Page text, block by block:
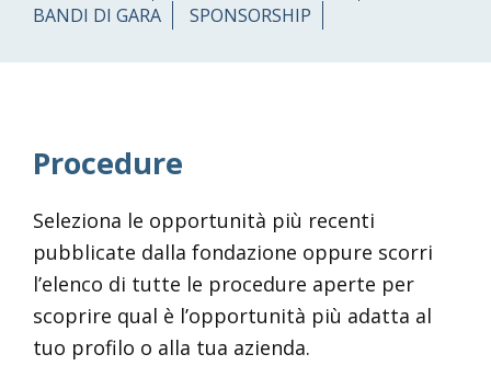
BANDI DI GARA
SPONSORSHIP
Procedure
Seleziona le opportunità più recenti
pubblicate dalla fondazione oppure scorri
l’elenco di tutte le procedure aperte per
scoprire qual è l’opportunità più adatta al
tuo profilo o alla tua azienda.